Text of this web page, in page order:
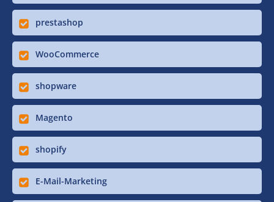
prestashop
WooCommerce
shopware
Magento
shopify
E-Mail-Marketing